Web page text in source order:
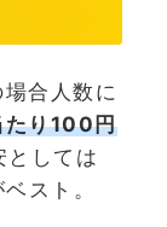
合人数に
たり100円
としては
スト。